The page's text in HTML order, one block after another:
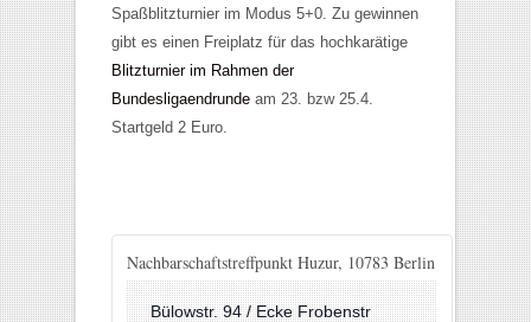
Spaßblitzturnier im Modus 5+0. Zu gewinnen
gibt es einen Freiplatz für das hochkarätige
Blitzturnier im Rahmen der
Bundesligaendrunde am 23. bzw 25.4.
Startgeld 2 Euro.
Nachbarschaftstreffpunkt Huzur, 10783 Berlin
Bülowstr. 94 / Ecke Frobenstr